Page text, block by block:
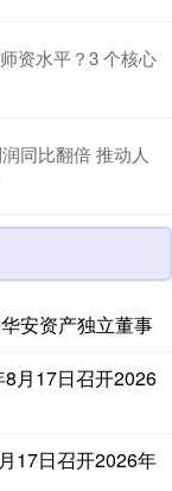
资水平？3 个核心
同比翻倍 推动人
安资产独立董事
月17日召开2026
17日召开2026年